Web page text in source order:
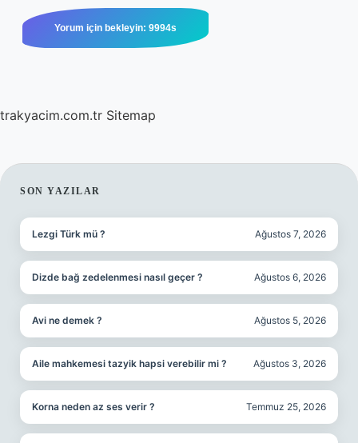
trakyacim.com.tr Sitemap
SIDEBAR
SON YAZILAR
Lezgi Türk mü ? Ağustos 7, 2026
Dizde bağ zedelenmesi nasıl geçer ? Ağustos 6, 2026
Avi ne demek ? Ağustos 5, 2026
Aile mahkemesi tazyik hapsi verebilir mi ? Ağustos 3, 2026
Korna neden az ses verir ? Temmuz 25, 2026